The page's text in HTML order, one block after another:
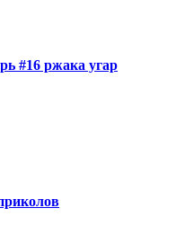
ржака угар